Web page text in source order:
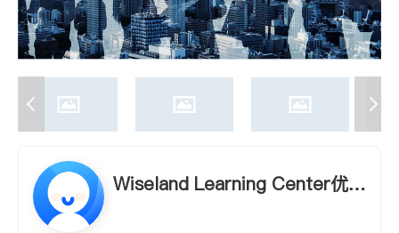
Wiseland Learning Center优儿